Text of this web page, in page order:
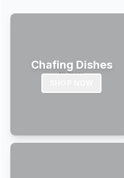
Chafing Dishes